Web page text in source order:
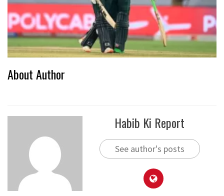
About Author
Habib Ki Report
See author's posts